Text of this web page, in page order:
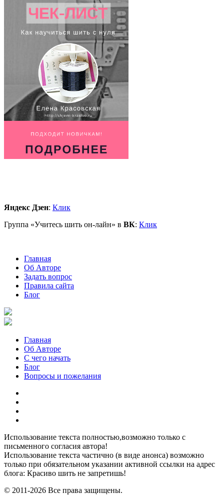
Яндекс Дзен: Клик
Группа «Учитесь шить он-лайн» в ВК: Клик
Главная
Об Авторе
Задать вопрос
Правила сайта
Блог
Главная
Об Авторе
С чего начать
Блог
Вопросы и пожелания
Использование текста полностью,возможно только с
письменного согласия автора!
Использование текста частично (в виде анонса) возможно
только при обязательном указании активной ссылки на адрес
блога: Красиво шить не запретишь!
© 2011-2026 Все права защищены.